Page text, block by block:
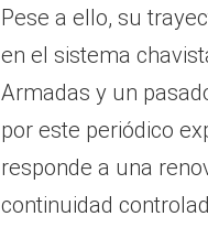
Pese a ello, su
en el sistema
Armadas y un
por este periódico
responde a una
continuidad